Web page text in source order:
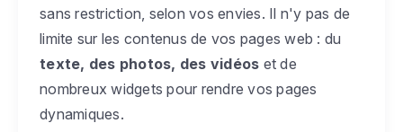
sans restriction, selon vos envies. Il n'y pas de
limite sur les contenus de vos pages web : du
texte, des photos, des vidéos et de
nombreux widgets pour rendre vos pages
dynamiques.